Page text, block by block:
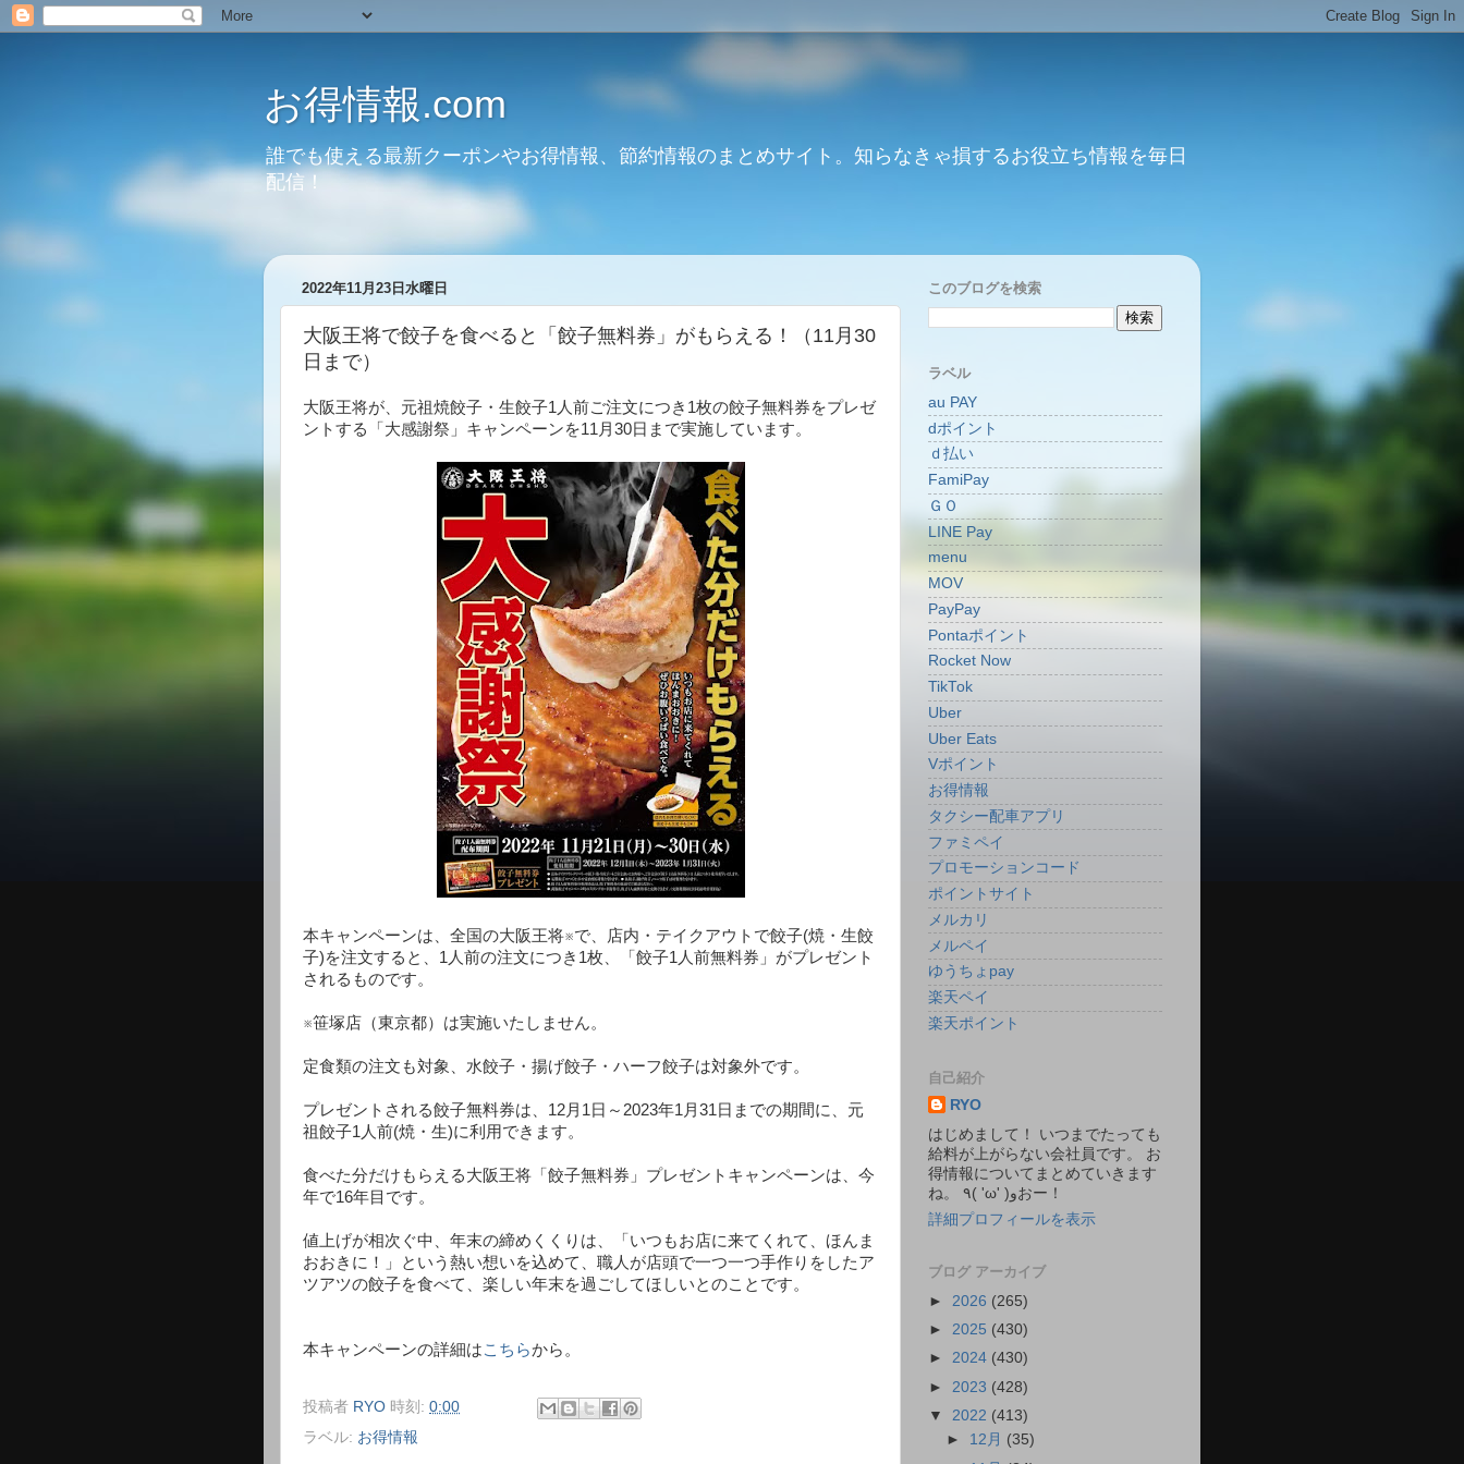
お得情報.com
誰でも使える最新クーポンやお得情報、節約情報のまとめサイト。知らなきゃ損するお役立ち情報を毎日
配信！
2022年11月23日水曜日
大阪王将で餃子を食べると「餃子無料券」がもらえる！（11月30
日まで）
大阪王将が、元祖焼餃子・生餃子1人前ご注文につき1枚の餃子無料券をプレゼ
ントする「大感謝祭」キャンペーンを11月30日まで実施しています。
本キャンペーンは、全国の大阪王将※で、店内・テイクアウトで餃子(焼・生餃
子)を注文すると、1人前の注文につき1枚、「餃子1人前無料券」がプレゼント
されるものです。
※笹塚店（東京都）は実施いたしません。
定食類の注文も対象、水餃子・揚げ餃子・ハーフ餃子は対象外です。
プレゼントされる餃子無料券は、12月1日～2023年1月31日までの期間に、元
祖餃子1人前(焼・生)に利用できます。
食べた分だけもらえる大阪王将「餃⼦無料券」プレゼントキャンペーンは、今
年で16年目です。
値上げが相次ぐ中、年末の締めくくりは、「いつもお店に来てくれて、ほんま
おおきに！」という熱い想いを込めて、職人が店頭で一つ一つ手作りをしたア
ツアツの餃子を食べて、楽しい年末を過ごしてほしいとのことです。
本キャンペーンの詳細はこちらから。
投稿者 RYO 時刻: 0:00
ラベル: お得情報
このブログを検索
ラベル
au PAY
dポイント
ｄ払い
FamiPay
ＧＯ
LINE Pay
menu
MOV
PayPay
Pontaポイント
Rocket Now
TikTok
Uber
Uber Eats
Vポイント
お得情報
タクシー配車アプリ
ファミペイ
プロモーションコード
ポイントサイト
メルカリ
メルペイ
ゆうちょpay
楽天ペイ
楽天ポイント
自己紹介
RYO
はじめまして！ いつまでたっても
給料が上がらない会社員です。 お
得情報についてまとめていきます
ね。 ٩( 'ω' )وおー！
詳細プロフィールを表示
ブログ アーカイブ
► 2026 (265)
► 2025 (430)
► 2024 (430)
► 2023 (428)
▼ 2022 (413)
► 12月 (35)